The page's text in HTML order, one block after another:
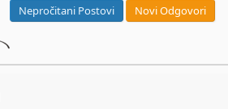
Nepročitani Postovi Novi Odgovori